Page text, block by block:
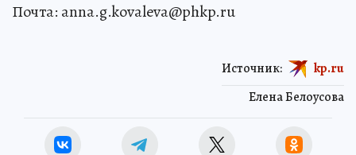
Почта: anna.g.kovaleva@phkp.ru
Елена Белоусова
Источник: kp.ru